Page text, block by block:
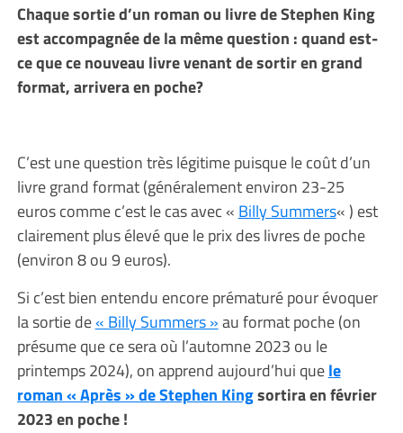
Chaque sortie d’un roman ou livre de Stephen King
est accompagnée de la même question : quand est-
ce que ce nouveau livre venant de sortir en grand
format, arrivera en poche?
C’est une question très légitime puisque le coût d’un
livre grand format (généralement environ 23-25
euros comme c’est le cas avec « Billy Summers« ) est
clairement plus élevé que le prix des livres de poche
(environ 8 ou 9 euros).
Si c’est bien entendu encore prématuré pour évoquer
la sortie de« Billy Summers »au format poche (on
présume que ce sera où l’automne 2023 ou le
printemps 2024), on apprend aujourd’hui quele
roman « Après » de Stephen Kingsortira en février
2023 en poche !